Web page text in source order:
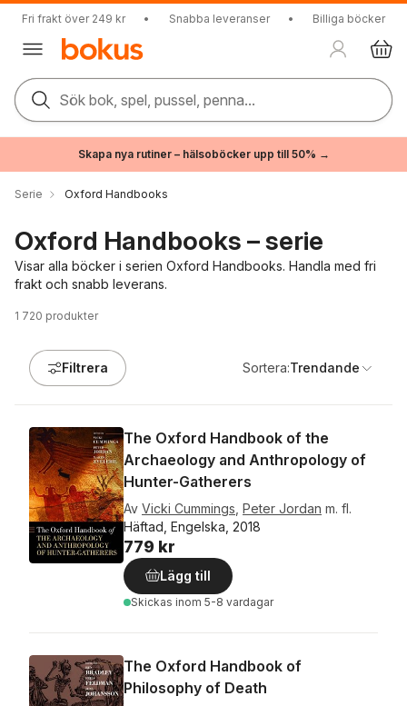
Fri frakt över 249 kr • Snabba leveranser • Billiga böcker
Sök bok, spel, pussel, penna...
Skapa nya rutiner – hälsoböcker upp till 50% →
Serie Oxford Handbooks
Oxford Handbooks – serie
Visar alla böcker i serien Oxford Handbooks. Handla med fri
frakt och snabb leverans.
1 720 produkter
Filtrera Sortera:Trendande
The Oxford Handbook of the
Archaeology and Anthropology of
Hunter-Gatherers
Av Vicki Cummings Peter Jordan m. fl.
Häftad, Engelska, 2018
779 kr
Lägg till
Skickas inom 5-8 vardagar
The Oxford Handbook of
Philosophy of Death